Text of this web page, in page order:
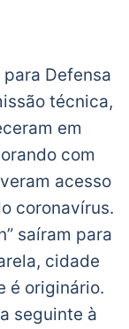
el 3⃣-0⃣
el Halcón
Defensa
técnica,
em
com
acesso
coronavírus.
saíram para
cidade
é originário.
seguinte à